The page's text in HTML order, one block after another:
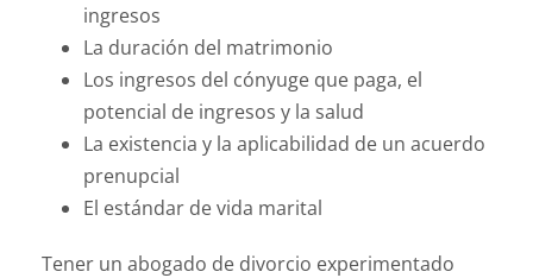
ingresos
La duración del matrimonio
Los ingresos del cónyuge que paga, el
potencial de ingresos y la salud
La existencia y la aplicabilidad de un acuerdo
prenupcial
El estándar de vida marital
Tener un abogado de divorcio experimentado